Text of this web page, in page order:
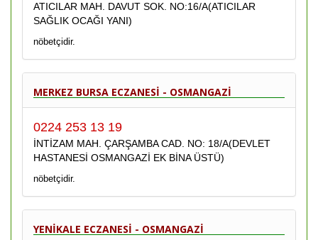
ATICILAR MAH. DAVUT SOK. NO:16/A(ATICILAR
SAĞLIK OCAĞI YANI)
nöbetçidir.
MERKEZ BURSA ECZANESİ - OSMANGAZİ
0224 253 13 19
İNTİZAM MAH. ÇARŞAMBA CAD. NO: 18/A(DEVLET
HASTANESİ OSMANGAZİ EK BİNA ÜSTÜ)
nöbetçidir.
YENİKALE ECZANESİ - OSMANGAZİ